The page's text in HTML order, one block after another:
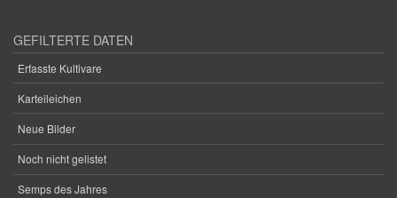
GEFILTERTE DATEN
Erfasste Kultivare
Karteileichen
Neue Bilder
Noch nicht gelistet
Semps des Jahres